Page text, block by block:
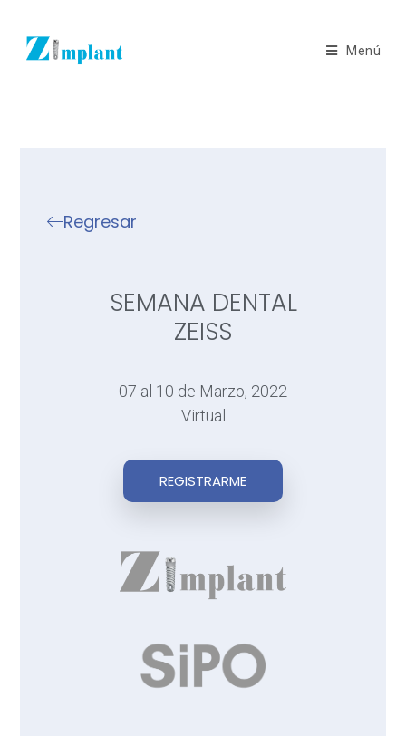
Menú
Regresar
SEMANA DENTAL
ZEISS
07 al 10 de Marzo, 2022
Virtual
REGISTRARME